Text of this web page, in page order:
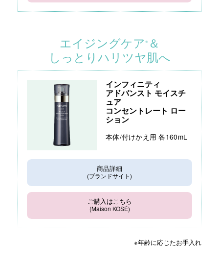
エイジングケア ※＆
しっとりハリツヤ肌へ
インフィニティ
アドバンスト モイスチ
ュア
コンセントレート ロー
ション
本体/付けかえ用 各160mL
商品詳細
(ブランドサイト)
ご購入はこちら
(Maison KOSÉ)
※年齢に応じたお手入れ